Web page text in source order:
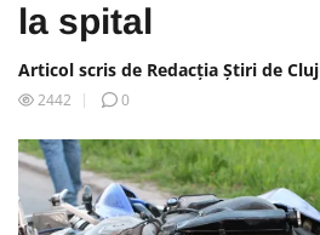
la spital
Articol scris de Redacția Știri de Cluj
2442
0